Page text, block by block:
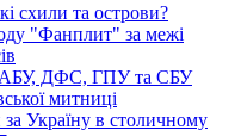
схили та острови?
"Фанплит" за межі
ДФС, ГПУ та СБУ
митниці
Україну в столичному